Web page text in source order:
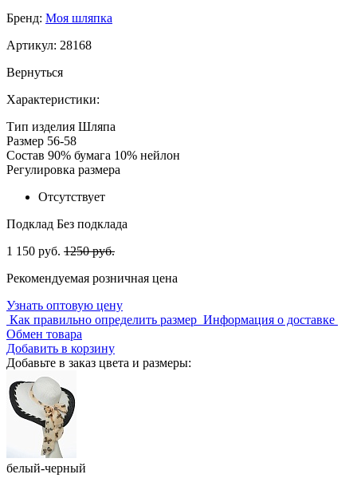
Бренд: Моя шляпка
Артикул: 28168
Вернуться
Характеристики:
Тип изделия Шляпа
Размер 56-58
Состав 90% бумага 10% нейлон
Регулировка размера
Отсутствует
Подклад Без подклада
1 150 руб. 1250 руб.
Рекомендуемая розничная цена
Узнать оптовую цену
Как правильно определить размер Информация о доставке
Обмен товара
Добавить в корзину
Добавьте в заказ цвета и размеры:
белый-черный